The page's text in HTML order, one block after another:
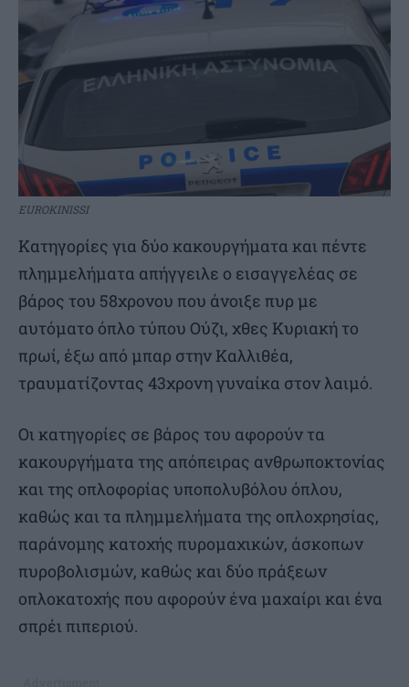
EUROKINISSI
Κατηγορίες για δύο κακουργήματα και πέντε
πλημμελήματα απήγγειλε ο εισαγγελέας σε
βάρος του 58χρονου που άνοιξε πυρ με
αυτόματο όπλο τύπου Ούζι, χθες Κυριακή το
πρωί, έξω από μπαρ στην Καλλιθέα,
τραυματίζοντας 43χρονη γυναίκα στον λαιμό.
Οι κατηγορίες σε βάρος του αφορούν τα
κακουργήματα της απόπειρας ανθρωποκτονίας
και της οπλοφορίας υποπολυβόλου όπλου,
καθώς και τα πλημμελήματα της οπλοχρησίας,
παράνομης κατοχής πυρομαχικών, άσκοπων
πυροβολισμών, καθώς και δύο πράξεων
οπλοκατοχής που αφορούν ένα μαχαίρι και ένα
σπρέι πιπεριού.